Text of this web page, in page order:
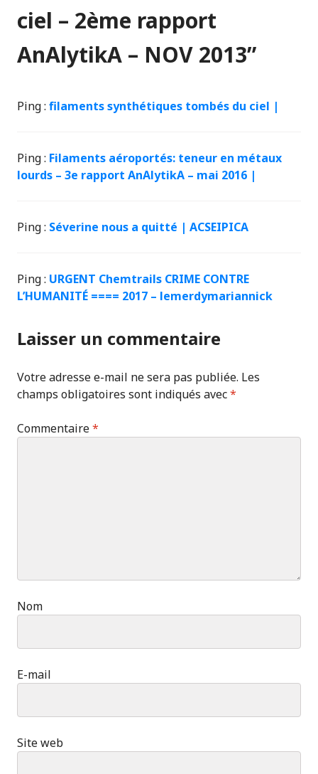
ciel – 2ème rapport
AnAlytikA – NOV 2013”
Ping : filaments synthétiques tombés du ciel |
Ping : Filaments aéroportés: teneur en métaux
lourds – 3e rapport AnAlytikA – mai 2016 |
Ping : Séverine nous a quitté | ACSEIPICA
Ping : URGENT Chemtrails CRIME CONTRE
L’HUMANITÉ ==== 2017 – lemerdymariannick
Laisser un commentaire
Votre adresse e-mail ne sera pas publiée. Les
champs obligatoires sont indiqués avec*
Commentaire*
Nom
E-mail
Site web